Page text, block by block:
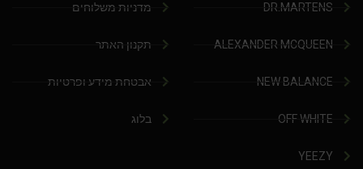
DR.MARTENS
ALEXANDER MCQUEEN
NEW BALANCE
OFF WHITE
YEEZY
מדניות משלוחים
תקנון האתר
אבטחת מידע ופרטיות
בלוג